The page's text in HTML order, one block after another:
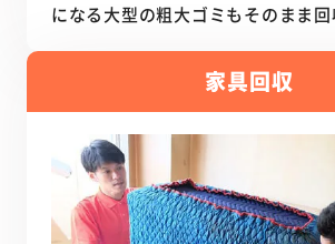
になる大型の粗大ゴミもそのまま回
家具回収